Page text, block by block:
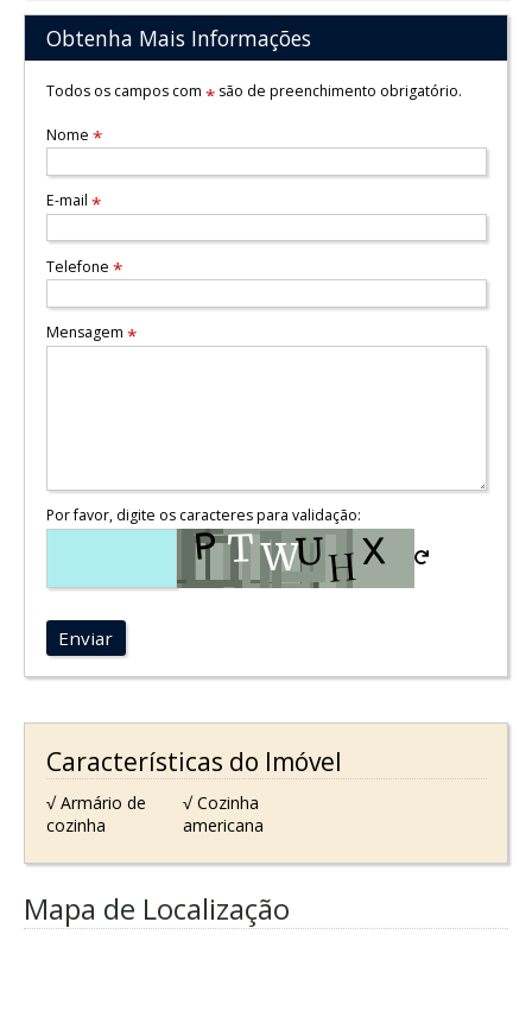
Obtenha Mais Informações
Todos os campos com *são de preenchimento obrigatório.
Nome *
E-mail *
Telefone *
Mensagem *
Por favor, digite os caracteres para validação:
Enviar
Características do Imóvel
√ Armário de
cozinha
√ Cozinha
americana
Mapa de Localização